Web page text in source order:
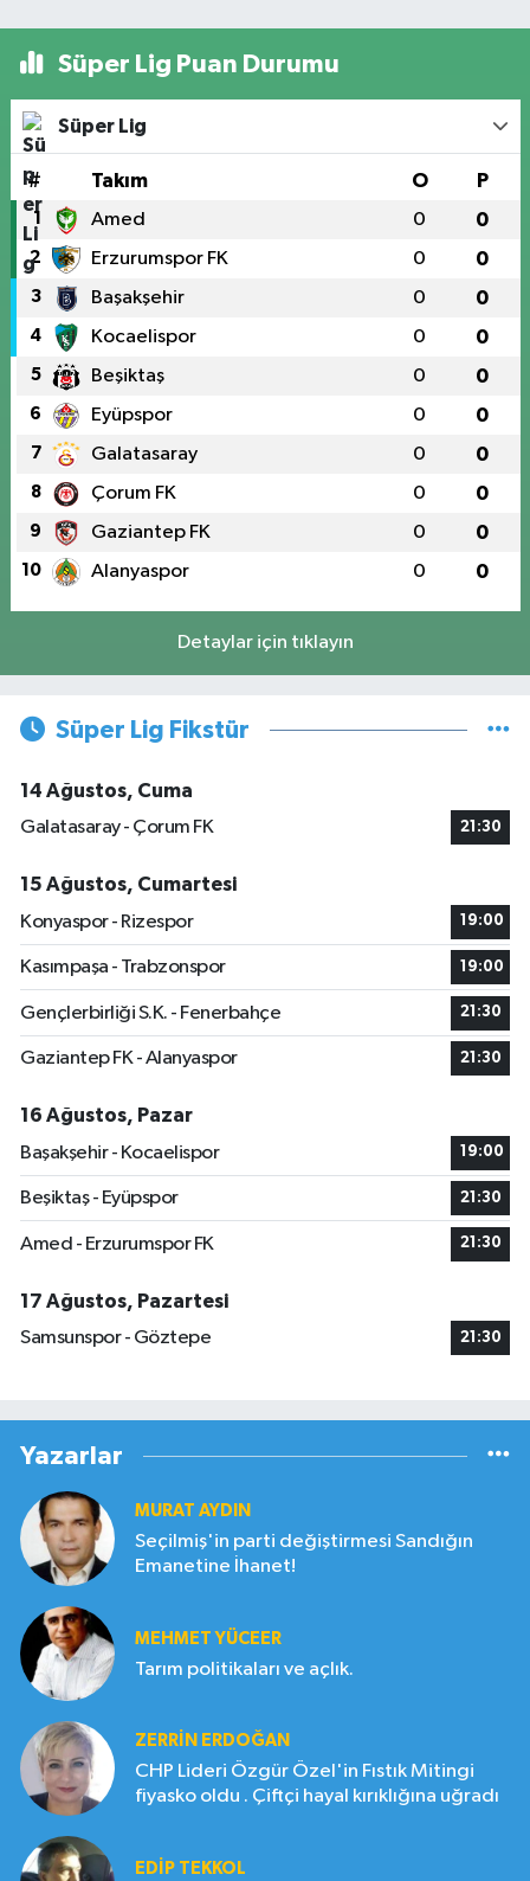
Süper Lig Puan Durumu
Süper Lig
# Takım O P
1 Amed 0 0
2 Erzurumspor FK 0 0
3 Başakşehir 0 0
4 Kocaelispor 0 0
5 Beşiktaş 0 0
6 Eyüpspor 0 0
7 Galatasaray 0 0
8 Çorum FK 0 0
9 Gaziantep FK 0 0
10 Alanyaspor 0 0
Detaylar için tıklayın
Süper Lig Fikstür
14 Ağustos, Cuma
Galatasaray - Çorum FK
21:30
15 Ağustos, Cumartesi
Konyaspor - Rizespor
19:00
Kasımpaşa - Trabzonspor 19:00
Gençlerbirliği S.K. - Fenerbahçe 21:30
Gaziantep FK - Alanyaspor 21:30
16 Ağustos, Pazar
Başakşehir - Kocaelispor
19:00
Beşiktaş - Eyüpspor 21:30
Amed - Erzurumspor FK 21:30
17 Ağustos, Pazartesi
Samsunspor - Göztepe
21:30
Yazarlar
MURAT AYDIN
Seçilmiş'in parti değiştirmesi Sandığın
Emanetine İhanet!
MEHMET YÜCEER
Tarım politikaları ve açlık.
ZERRIN ERDOĞAN
CHP Lideri Özgür Özel'in Fıstık Mitingi
fiyasko oldu . Çiftçi hayal kırıklığına uğradı
EDIP TEKKOL